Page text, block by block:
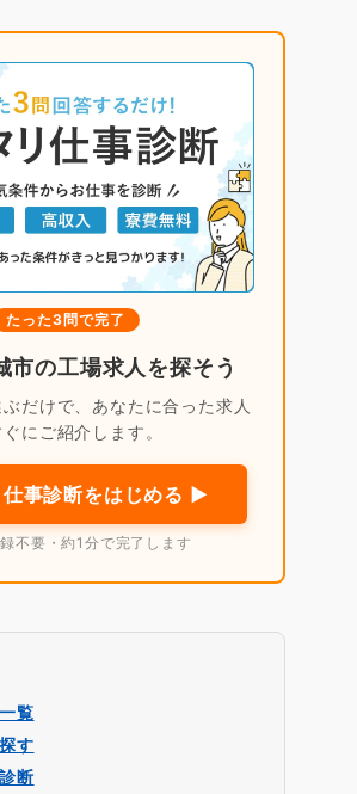
たった3問で完了
市の工場求人を探そう
だけで、あなたに合った求人
にご紹介します。
仕事診断をはじめる ▶
不要・約1分で完了します
覧
す
断